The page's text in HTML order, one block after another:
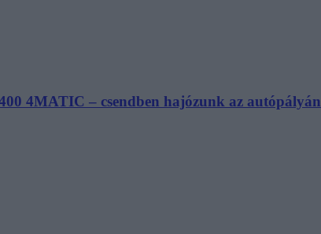
4MATIC – csendben hajózunk az autópályán